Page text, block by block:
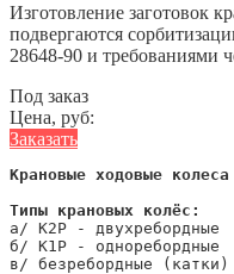
Изготовление заготовок
подвергаются
28648-90 и требованиями
Под заказ
Цена, руб:
Заказать
Крановые ходовые колеса
Типы крановых колёс:
а/ К2Р - двухребордные
б/ К1Р - одноребордные
в/ безребордные (катки)